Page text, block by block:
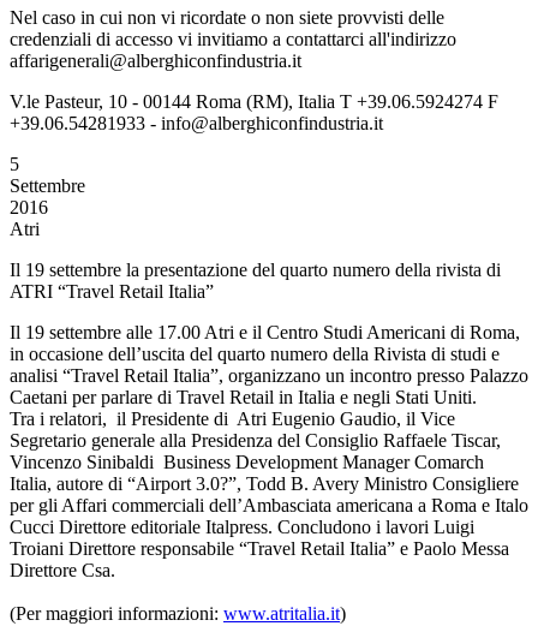
Nel caso in cui non vi ricordate o non siete provvisti delle
credenziali di accesso vi invitiamo a contattarci all'indirizzo
affarigenerali@alberghiconfindustria.it
V.le Pasteur, 10 - 00144 Roma (RM), Italia T +39.06.5924274 F
+39.06.54281933 - info@alberghiconfindustria.it
5
Settembre
2016
Atri
Il 19 settembre la presentazione del quarto numero della rivista di
ATRI “Travel Retail Italia”
Il 19 settembre alle 17.00 Atri e il Centro Studi Americani di Roma,
in occasione dell’uscita del quarto numero della Rivista di studi e
analisi “Travel Retail Italia”, organizzano un incontro presso Palazzo
Caetani per parlare di Travel Retail in Italia e negli Stati Uniti.
Tra i relatori, il Presidente di Atri Eugenio Gaudio, il Vice
Segretario generale alla Presidenza del Consiglio Raffaele Tiscar,
Vincenzo Sinibaldi Business Development Manager Comarch
Italia, autore di “Airport 3.0?”, Todd B. Avery Ministro Consigliere
per gli Affari commerciali dell’Ambasciata americana a Roma e Italo
Cucci Direttore editoriale Italpress. Concludono i lavori Luigi
Troiani Direttore responsabile “Travel Retail Italia” e Paolo Messa
Direttore Csa.
(Per maggiori informazioni: www.atritalia.it)